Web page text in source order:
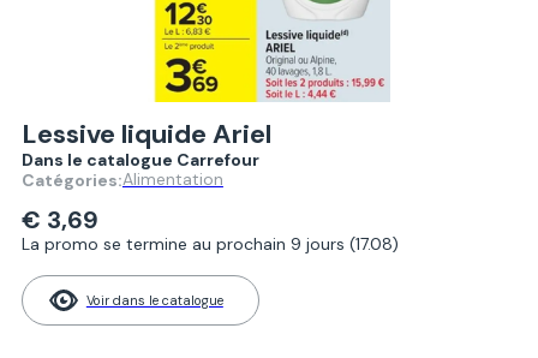
Lessive liquide Ariel
Dans le catalogue Carrefour
Catégories:Alimentation
€ 3,69
La promo se termine au prochain 9 jours (17.08)
Voir dans le catalogue